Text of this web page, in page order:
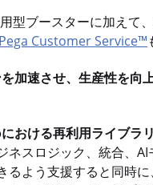
型ブースターに加えて
Customer Service™
加速させ、生産性を向
おける再利用ライブラ
ネスロジック、統合、
るよう支援すると同時